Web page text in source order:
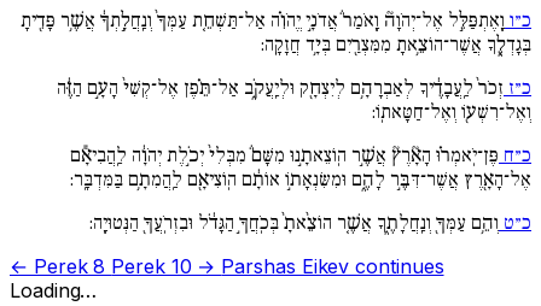
כ״ו וָֽאֶתְפַּלֵּ֣ל אֶל־יְהֹוָה֘ וָֽאֹמַר֒ אֲדֹנָ֣י יֱהֹוִ֗ה אַל־תַּשְׁחֵ֤ת עַמְּךָ֙ וְנַֽחֲלָ֣תְךָ֔ אֲשֶׁ֥ר פָּדִ֖יתָ
בְּגָדְלֶ֑ךָ אֲשֶׁר־הוֹצֵ֥אתָ מִמִּצְרַ֖יִם בְּיָ֥ד חֲזָקָֽה:
כ״ז זְכֹר֙ לַֽעֲבָדֶ֔יךָ לְאַבְרָהָ֥ם לְיִצְחָ֖ק וּלְיַֽעֲקֹ֑ב אַל־תֵּ֗פֶן אֶל־קְשִׁי֙ הָעָ֣ם הַזֶּ֔ה
וְאֶל־רִשְׁע֖וֹ וְאֶל־חַטָּאתֽוֹ:
כ״ח פֶּן־יֹֽאמְר֗וּ הָאָ֘רֶץ֘ אֲשֶׁ֣ר הֽוֹצֵאתָ֣נוּ מִשָּׁם֒ מִבְּלִי֙ יְכֹ֣לֶת יְהֹוָ֔ה לַֽהֲבִיאָ֕ם
אֶל־הָאָ֖רֶץ אֲשֶׁר־דִּבֶּ֣ר לָהֶ֑ם וּמִשִּׂנְאָת֣וֹ אוֹתָ֔ם הֽוֹצִיאָ֖ם לַֽהֲמִתָ֥ם בַּמִּדְבָּֽר:
כ״ט וְהֵ֥ם עַמְּךָ֖ וְנַֽחֲלָתֶ֑ךָ אֲשֶׁ֤ר הוֹצֵ֨אתָ֙ בְּכֹֽחֲךָ֣ הַגָּדֹ֔ל וּבִזְרֹֽעֲךָ֖ הַנְּטוּיָֽה:
← Perek 8 Perek 10 → Parshas Eikev continues
Loading…